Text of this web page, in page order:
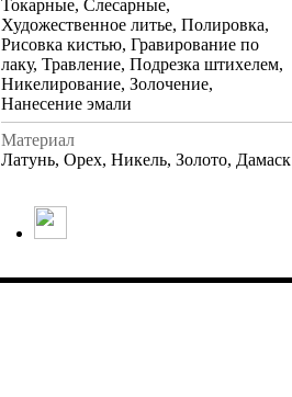
Токарные, Слесарные,
Художественное литье, Полировка,
Рисовка кистью, Гравирование по
лаку, Травление, Подрезка штихелем,
Никелирование, Золочение,
Нанесение эмали
Материал
Латунь, Орех, Никель, Золото, Дамаск